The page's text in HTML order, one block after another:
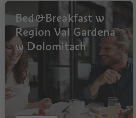
9
10
11
12
Bed&Breakfast w
Region Val Gardena
w Dolomitach